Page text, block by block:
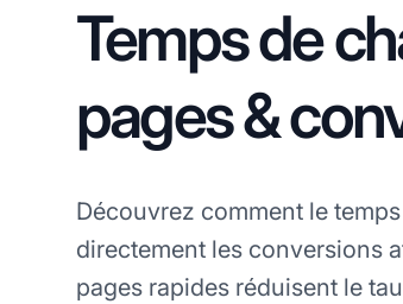
Temps de
pages &
Découvrez comment le
directement les conversions
pages rapides réduisent le